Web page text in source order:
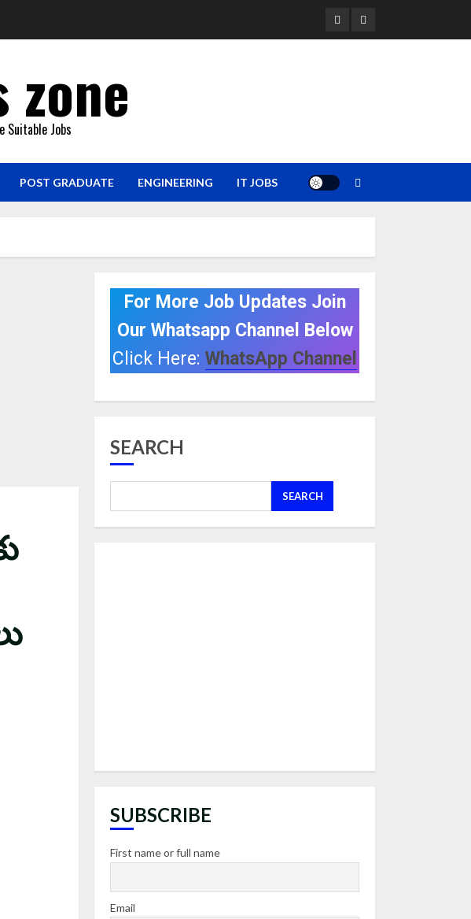
YouTubeWhatsapp
Suitable Jobs
POST GRADUATE ENGINEERING IT JOBS
For More Job Updates Join
Our Whatsapp Channel Below
Click Here:WhatsApp Channel
SEARCH
SEARCH
SUBSCRIBE
First name or full name
Email